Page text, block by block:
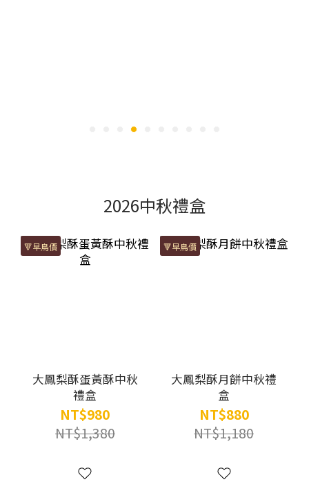
2026中秋禮盒
🔻早鳥價
大鳳梨酥蛋黃酥中秋
禮盒
NT$980
NT$1,380
🔻早鳥價
大鳳梨酥月餅中秋禮
盒
NT$880
NT$1,180